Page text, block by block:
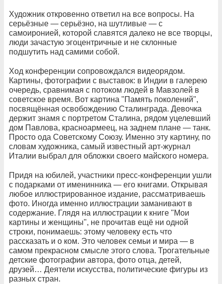
Художник откровенно ответил на все вопросы. На
серьёзные — серьёзно, на шутливые — с
самоиронией, которой славятся далеко не все творцы,
люди зачастую эгоцентричные и не склонные
подшутить над самими собой.
Ход конференции сопровождался видеорядом.
Картины, фотографии с выставок: в Индии в галерею
очередь, сравнимая с потоком людей в Мавзолей в
советское время. Вот картина "Память поколений",
посвящённая освобождению Сталинграда. Девочка
держит знамя с портретом Сталина, рядом уцелевший
дом Павлова, красноармеец, на заднем плане — танк.
Просто ода Советскому Союзу. Именно эту картину, по
словам художника, самый известный арт-журнал
Италии выбрал для обложки своего майского номера.
Придя на юбилей, участники пресс-конференции ушли
с подарками от именинника — его книгами. Открывая
любое иллюстрированное издание, рассматриваешь
фото. Иногда именно иллюстрации заманивают в
содержание. Глядя на иллюстрации к книге "Мои
картины и женщины", не прочитав ещё ни одной
строки, понимаешь: этому человеку есть что
рассказать и о ком. Это человек семьи и мира — в
самом прекрасном смысле этого слова. Трогательные
детские фотографии автора, фото отца, детей,
друзей… Деятели искусства, политические фигуры из
разных стран.